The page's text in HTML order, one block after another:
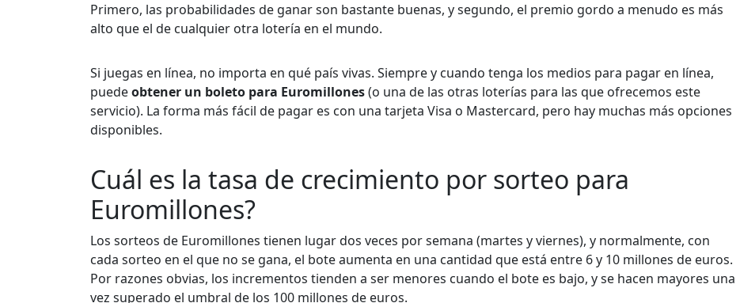
Primero, las probabilidades de ganar son bastante buenas, y segundo, el premio gordo a menudo es más
alto que el de cualquier otra lotería en el mundo.
Si juegas en línea, no importa en qué país vivas. Siempre y cuando tenga los medios para pagar en línea,
puedeobtener un boleto para Euromillones(o una de las otras loterías para las que ofrecemos este
servicio). La forma más fácil de pagar es con una tarjeta Visa o Mastercard, pero hay muchas más opciones
disponibles.
Cuál es la tasa de crecimiento por sorteo para
Euromillones?
Los sorteos de Euromillones tienen lugar dos veces por semana (martes y viernes), y normalmente, con
cada sorteo en el que no se gana, el bote aumenta en una cantidad que está entre 6 y 10 millones de euros.
Por razones obvias, los incrementos tienden a ser menores cuando el bote es bajo, y se hacen mayores una
vez superado el umbral de los 100 millones de euros.